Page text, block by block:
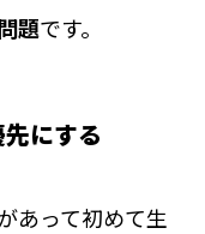
題です。
にする
あって初めて生